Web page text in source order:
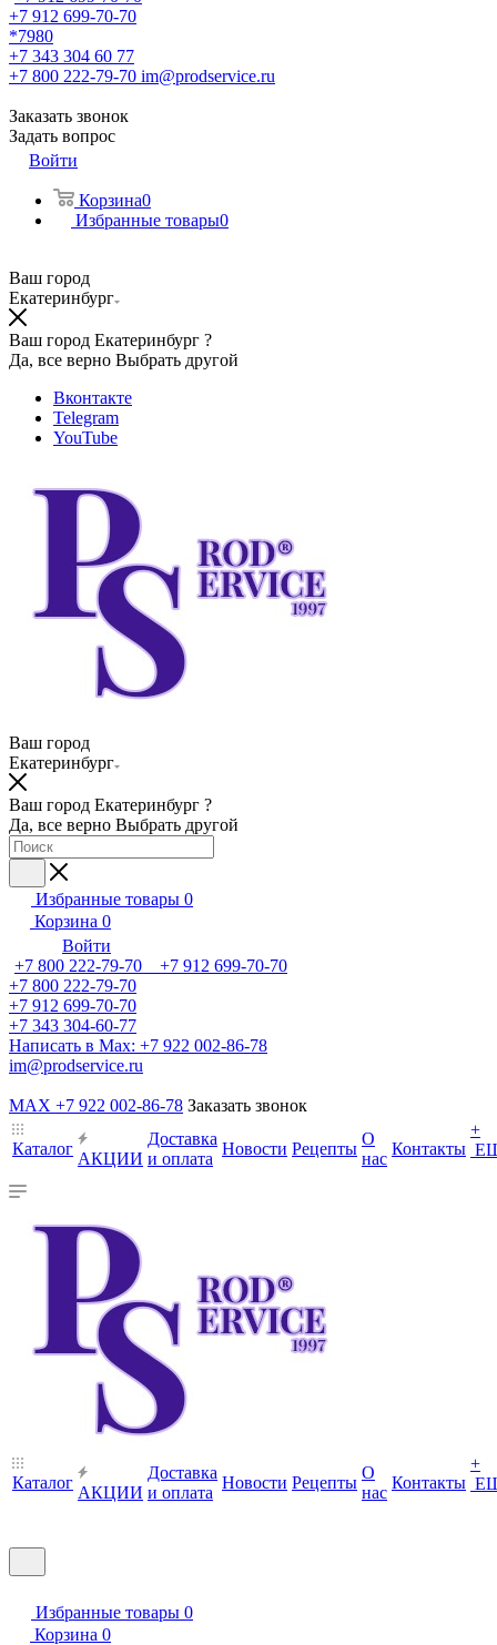
+7 912 699-70-70
*7980
+7 343 304 60 77
+7 800 222-79-70 im@prodservice.ru
Заказать звонок
Задать вопрос
Войти
Корзина0
Избранные товары0
Ваш город
Екатеринбург
Ваш город Екатеринбург ?
Да, все верно Выбрать другой
Вконтакте
Telegram
YouTube
Ваш город
Екатеринбург
Ваш город Екатеринбург ?
Да, все верно Выбрать другой
Избранные товары 0
Корзина 0
Войти
+7 800 222-79-70 +7 912 699-70-70
+7 800 222-79-70
+7 912 699-70-70
+7 343 304-60-77
Написать в Max: +7 922 002-86-78
im@prodservice.ru
MAX +7 922 002-86-78 Заказать звонок
Каталог
АКЦИИ
Доставка
и оплата
Новости Рецепты
О
нас
Контакты
+
Каталог
АКЦИИ
Доставка
и оплата
Новости Рецепты
О
нас
Контакты
+
Избранные товары 0
Корзина 0